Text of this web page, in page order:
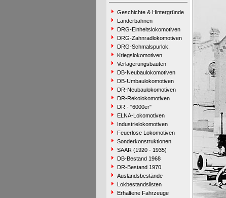
Geschichte & Hintergründe
Länderbahnen
DRG-Einheitslokomotiven
DRG-Zahnradlokomotiven
DRG-Schmalspurlok.
Kriegslokomotiven
Verlagerungsbauten
DB-Neubaulokomotiven
DB-Umbaulokomotiven
DR-Neubaulokomotiven
DR-Rekolokomotiven
DR - "6000er"
ELNA-Lokomotiven
Industrielokomotiven
Feuerlose Lokomotiven
Sonderkonstruktionen
SAAR (1920 - 1935)
DB-Bestand 1968
DR-Bestand 1970
Auslandsbestände
Lokbestandslisten
Erhaltene Fahrzeuge